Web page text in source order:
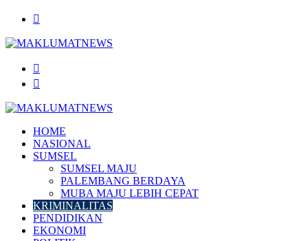
HOME
NASIONAL
SUMSEL
SUMSEL MAJU
PALEMBANG BERDAYA
MUBA MAJU LEBIH CEPAT
KRIMINALITAS
PENDIDIKAN
EKONOMI